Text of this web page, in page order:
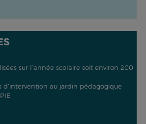
sur l’année scolaire soit environ 200
au jardin pédagogique